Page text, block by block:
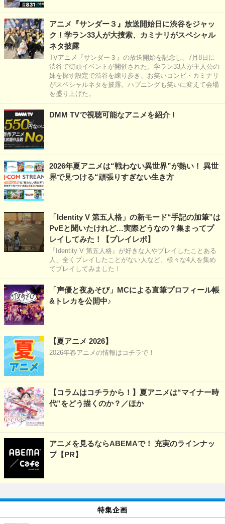
アニメ『サンダー３』放送開始日に渋谷をジャッ
ク！学ラン33人が大捜索、カミナリがスペシャル
ネタ披露
TVアニメ『サンダー３』の放送開始を記念し、7月8日に
渋谷で街頭イベントが開催された。学ラン33人が主人公の
妹を探す設定で渋谷を練り歩き、お笑いコンビ・カミナリ
がスペシャルネタを披露。ハプニングも笑いに変えて会場
を盛り上げた。
DMM TVで視聴可能なアニメを紹介！
2026年夏アニメは“戦わない異世界”が熱い！ 異世
界で見つける“頑張りすぎない生き方
「Identity V 第五人格」の新モード“手記の加筆”は
PvEと聞いたけれど…実際どうなの？集まってプ
レイしてみた！【プレイレポ】
『Identity V 第五人格』が好きな人やプレイしたことある
人、全くプレイしたことがない人など、様々な4人を集め
てプレイしてみました！
「声優と夜あそび」MCによる直筆プロフィール帳
&トレカを公開中♪
【夏アニメ 2026】
2026年春アニメの情報はコチラで！
【コラムはコチラから！】夏アニメは“マイナー時
代”をどう描くのか？／ほか
アニメを見るならABEMAで！ 充実のラインナッ
プ【PR】
特集企画